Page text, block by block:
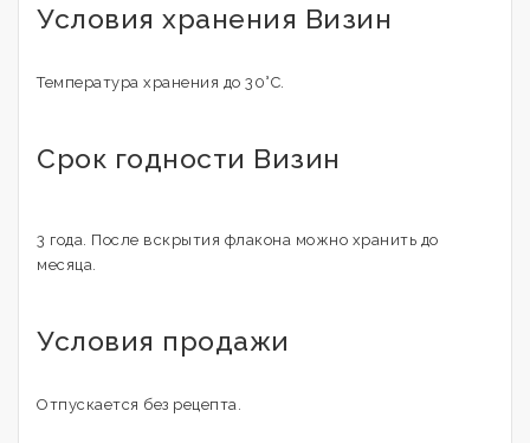
Условия хранения Визин
Температура хранения до 30°C.
Срок годности Визин
3 года. После вскрытия флакона можно хранить до
месяца.
Условия продажи
Отпускается без рецепта.